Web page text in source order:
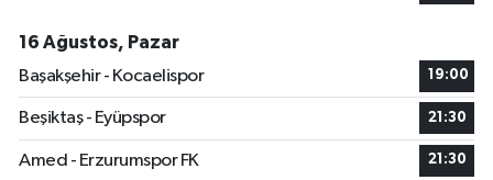
16 Ağustos, Pazar
Başakşehir - Kocaelispor
19:00
Beşiktaş - Eyüpspor 21:30
Amed - Erzurumspor FK 21:30